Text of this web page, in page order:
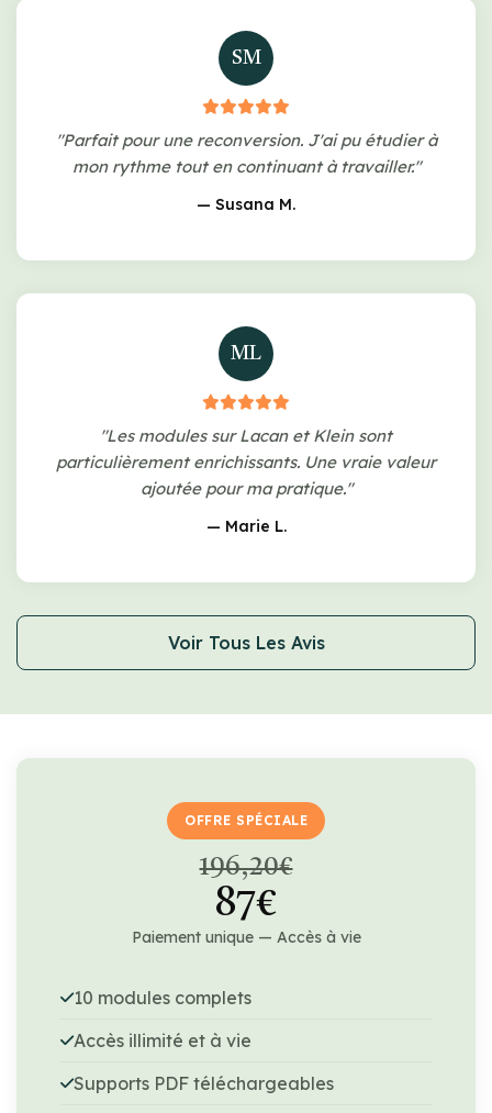
SM
"Parfait pour une reconversion. J'ai pu étudier à
mon rythme tout en continuant à travailler."
— Susana M.
ML
"Les modules sur Lacan et Klein sont
particulièrement enrichissants. Une vraie valeur
ajoutée pour ma pratique."
— Marie L.
Voir Tous Les Avis
OFFRE SPÉCIALE
196,20€
87€
Paiement unique — Accès à vie
10 modules complets
Accès illimité et à vie
Supports PDF téléchargeables